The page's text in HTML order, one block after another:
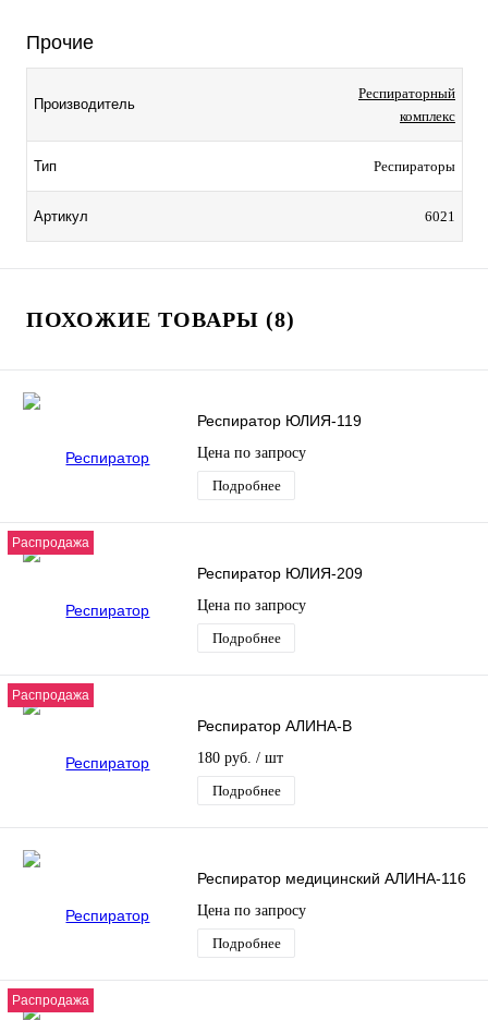
Прочие
Производитель
Респираторный
комплекс
Тип Респираторы
Артикул 6021
ПОХОЖИЕ ТОВАРЫ (8)
Респиратор ЮЛИЯ-119
Цена по запросу
Подробнее
Распродажа
Респиратор ЮЛИЯ-209
Цена по запросу
Подробнее
Распродажа
Респиратор АЛИНА-В
180 руб. / шт
Подробнее
Респиратор медицинский АЛИНА-116
Цена по запросу
Подробнее
Распродажа